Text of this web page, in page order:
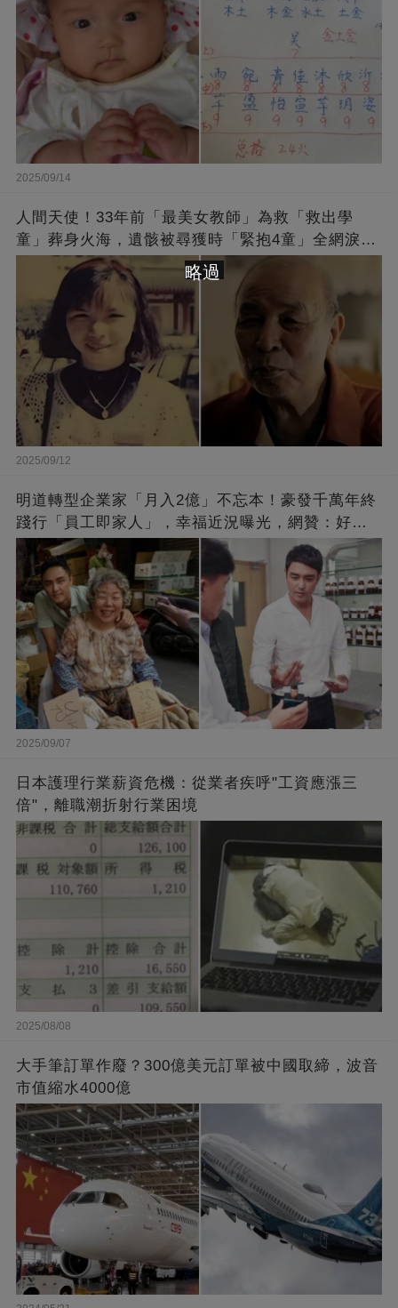
2025/09/14
人間天使！33年前「最美女教師」為救「救出學
童」葬身火海，遺骸被尋獲時「緊抱4童」全網淚
崩：真正的英雄不該被遺忘
2025/09/12
明道轉型企業家「月入2億」不忘本！豪發千萬年終
踐行「員工即家人」，幸福近況曝光，網贊：好老
闆的福報
2025/09/07
日本護理行業薪資危機：從業者疾呼"工資應漲三
倍"，離職潮折射行業困境
2025/08/08
大手筆訂單作廢？300億美元訂單被中國取締，波音
市值縮水4000億
略過